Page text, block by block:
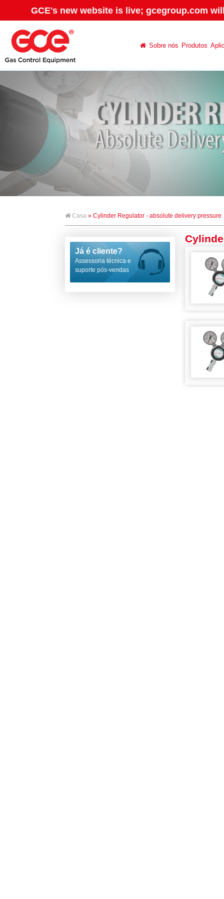
GCE's new website is live; gcegroup.com
Sobre nós Produtos
Casa » Cylinder Regulator - absolute delivery pressure
Já é cliente?
Assessoria técnica e
suporte pós-vendas